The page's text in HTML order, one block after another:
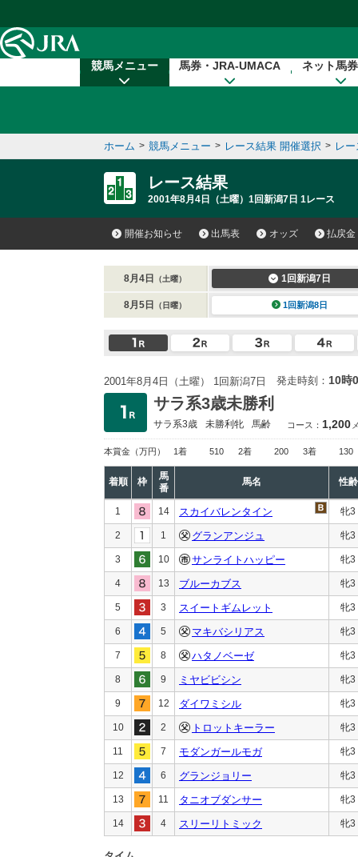
競馬メニュー 馬券・JRA-UMACA ネット馬
ホーム > 競馬メニュー > レース結果 開催選択 > レ
レース結果
2001年8月4日（土曜）1回新潟7日 1レース
開催お知らせ 出馬表 オッズ 払戻金
8月4日 （土曜） 1回新潟7日
8月5日 （日曜） 1回新潟8日
2001年8月4日（土曜） 1回新潟7日 発走時刻： 10時
サラ系3歳未勝利
サラ系3歳 未勝利牝 馬齢 コース： 1,200
本賞金 （万円） 1着 510 2着 200 3着 130
着順 枠
馬
番
馬名 性齢
1 14 スカイバレンタイン 牝3
2 1 グランアンジュ 牝3
3 10 サンライトハッピー 牝3
4 13 ブルーカブス 牝3
5 3 スイートギムレット 牝3
6 5 マキバシリアス 牝3
7 8 ハタノベーゼ 牝3
8 9 ミヤビビシン 牝3
9 12 ダイワミシル 牝3
10 2 トロットキーラー 牝3
11 7 モダンガールモガ 牝3
12 6 グランジョリー 牝3
13 11 タニオブダンサー 牝3
14 4 スリーリトミック 牝3